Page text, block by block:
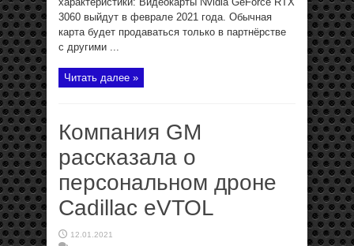
3060 выйдут в феврале 2021 года. Обычная
карта будет продаваться только в партнёрстве
с другими ...
Читать далее »
Компания GM
рассказала о
персональном дроне
Cadillac eVTOL
12.01.2021